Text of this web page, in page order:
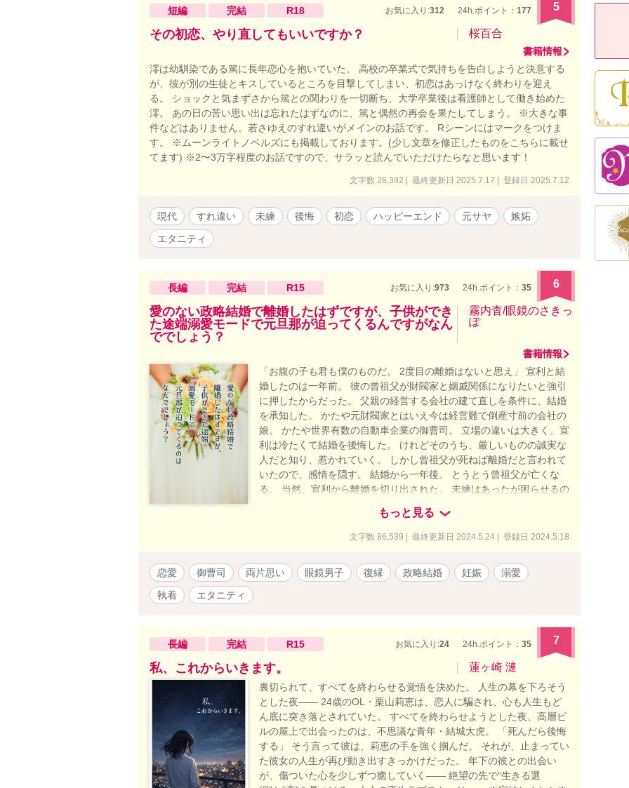
短編 完結 R18 お気に入り:312 24h.ポイント： 177 5
その初恋、やり直してもいいですか？ 桜百合
書籍情報
澪は幼馴染である篤に長年恋心を抱いていた。 高校の卒業式で気持ちを告白しようと決意する
が、彼が別の生徒とキスしているところを目撃してしまい、初恋はあっけなく終わりを迎え
る。 ショックと気まずさから篤との関わりを一切断ち、大学卒業後は看護師として働き始めた
澪。 あの日の苦い思い出は忘れたはずなのに、篤と偶然の再会を果たしてしまう。 ※大きな事
件などはありません。若さゆえのすれ違いがメインのお話です。 Rシーンにはマークをつけま
す。 ※ムーンライトノベルズにも掲載しております。(少し文章を修正したものをこちらに載せ
てます) ※2〜3万字程度のお話ですので、サラッと読んでいただけたらなと思います！
文字数 26,392 | 最終更新日 2025.7.17 | 登録日 2025.7.12
現代 すれ違い 未練 後悔 初恋 ハッピーエンド 元サヤ
嫉妬
エタニティ
長編 完結 R15 お気に入り:973 24h.ポイント： 35 6
愛のない政略結婚で離婚したはずですが、子供ができ
た途端溺愛モードで元旦那が迫ってくるんですがなん
ででしょう？
霧内杳/眼鏡のさきっ
ぽ
書籍情報
「お腹の子も君も僕のものだ。 2度目の離婚はないと思え」 宣利と結
婚したのは一年前。 彼の曾祖父が財閥家と姻戚関係になりたいと強引
に押したからだった。 父親の経営する会社の建て直しを条件に、結婚
を承知した。 かたや元財閥家とはいえ今は経営難で倒産寸前の会社の
娘。 かたや世界有数の自動車企業の御曹司。 立場の違いは大きく、宣
利は冷たくて結婚を後悔した。 けれどそのうち、厳しいものの誠実な
人だと知り、惹かれていく。 しかし曾祖父が死ねば離婚だと言われて
いたので、感情を隠す。 結婚から一年後。 とうとう曾祖父が亡くな
る。 当然、宣利から離婚を切り出された。 未練はあったが困らせるの
体を預ける。 離婚後、妊娠に気づいた。 それを宣利に知られ、復縁を
求められるまではまあいい。 でも、離婚前が嘘みたいに、溺愛してく
ーン『エールダンジュ』グループご令嬢 自身は普通に会社員をしてい
る 明るく朗らか あまり物事には執着しない 若干(?)天然 × 倉森宣利
私、子供ができた途端に復縁を迫られてるんですかね……？
もっと見る
文字数 86,539 | 最終更新日 2024.5.24 | 登録日 2024.5.18
恋愛 御曹司 両片思い 眼鏡男子 復縁 政略結婚 妊娠
溺愛
執着
エタニティ
長編 完結 R15 お気に入り:24 24h.ポイント： 35 7
私、これからいきます。 蓮ヶ崎 漣
裏切られて、すべてを終わらせる覚悟を決めた。 人生の幕を下ろそう
とした夜―― 24歳のOL・栗山莉恵は、恋人に騙され、心も人生もど
ん底に突き落とされていた。 すべてを終わらせようとした夜、高層ビ
ルの屋上で出会ったのは、不思議な青年・結城大虎。 「死んだら後悔
する」 そう言って彼は、莉恵の手を強く掴んだ。 それが、止まってい
た彼女の人生が再び動き出すきっかけだった。 年下の彼との出会い
が、傷ついた心を少しずつ癒していく―― 絶望の先で“生きる選